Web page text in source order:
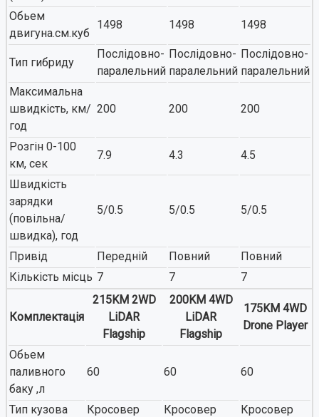
Обьем
двигуна.см.куб
1498 1498 1498
Тип гибриду
Послідовно-
паралельний
Послідовно-
паралельний
Послідовно-
паралельний
Максимальна
швидкість, км/
год
200 200 200
Розгін 0-100
км, сек
7.9 4.3 4.5
Швидкість
зарядки
(повільна/
швидка), год
5/0.5 5/0.5 5/0.5
Привід Передній Повний
Повний
Кількість місць 7 7 7
Комплектація
215KM 2WD
LiDAR
Flagship
200KM 4WD
LiDAR
Flagship
175KM 4WD
Drone Player
Обьем
паливного
баку ,л
60 60 60
Тип кузова Кросовер Кросовер
Кросовер